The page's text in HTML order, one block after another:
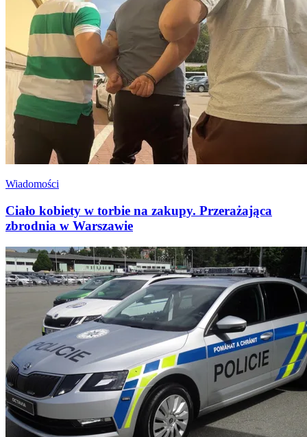
Wiadomości
Ciało kobiety w torbie na zakupy. Przerażająca
zbrodnia w Warszawie